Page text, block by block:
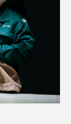
のアミノ酸構
湿性で湿気を
にサラッと快
です。